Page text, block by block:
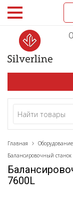
Главная
Балансировочный
7600L